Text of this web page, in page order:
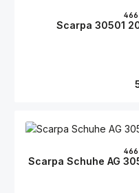
die trendigen
Scarpa 30501
Scarpa Schuhe AG